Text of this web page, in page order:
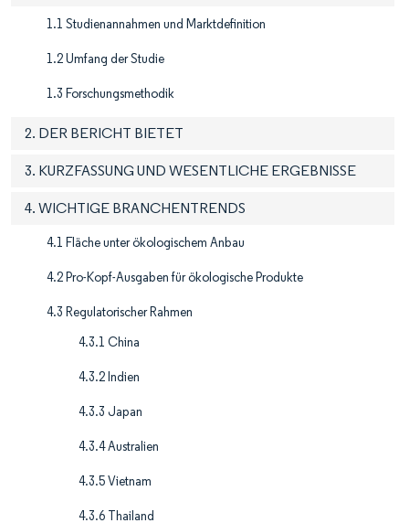
1.1 Studienannahmen und Marktdefinition
1.2 Umfang der Studie
1.3 Forschungsmethodik
2. DER BERICHT BIETET
3. KURZFASSUNG UND WESENTLICHE ERGEBNISSE
4. WICHTIGE BRANCHENTRENDS
4.1 Fläche unter ökologischem Anbau
4.2 Pro-Kopf-Ausgaben für ökologische Produkte
4.3 Regulatorischer Rahmen
4.3.1 China
4.3.2 Indien
4.3.3 Japan
4.3.4 Australien
4.3.5 Vietnam
4.3.6 Thailand